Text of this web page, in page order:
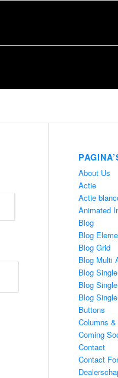
About Us
Actie
Actie
Animated
Blog
Blog
Blog Grid
Blog Multi
Blog
Blog
Blog
Buttons
Columns
Coming
Contact
Contact